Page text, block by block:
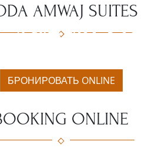
Amwaj Suites
БРОНИРОВАТЬ ONLINE
AMWAJ SUITES
ONLINE